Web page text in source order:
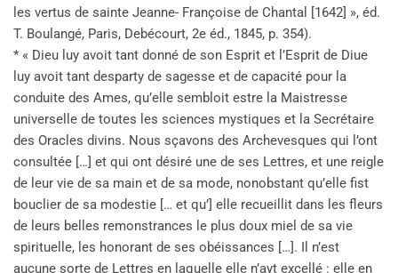
les vertus de sainte Jeanne- Françoise de Chantal [1642] », éd.
T. Boulangé, Paris, Debécourt, 2e éd., 1845, p. 354).
* « Dieu luy avoit tant donné de son Esprit et l’Esprit de Diue
luy avoit tant desparty de sagesse et de capacité pour la
conduite des Ames, qu’elle sembloit estre la Maistresse
universelle de toutes les sciences mystiques et la Secrétaire
des Oracles divins. Nous sçavons des Archevesques qui l’ont
consultée […] et qui ont désiré une de ses Lettres, et une reigle
de leur vie de sa main et de sa mode, nonobstant qu’elle fist
bouclier de sa modestie [… et qu’] elle recueillit dans les fleurs
de leurs belles remonstrances le plus doux miel de sa vie
spirituelle, les honorant de ses obéissances […]. Il n’est
aucune sorte de Lettres en laquelle elle n’ayt excellé : elle en